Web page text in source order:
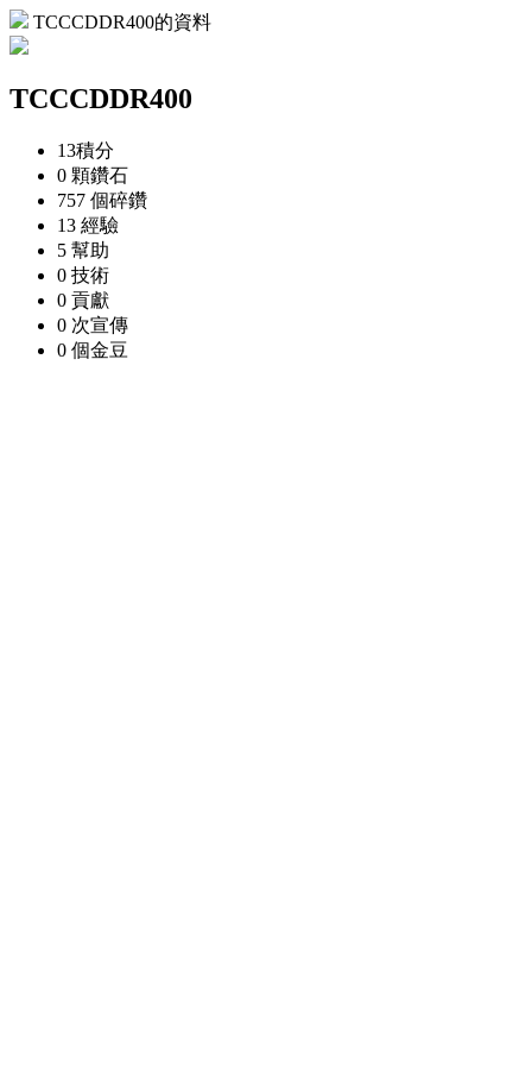
TCCCDDR400的資料
TCCCDDR400
13積分
0 顆鑽石
757 個碎鑽
13 經驗
5 幫助
0 技術
0 貢獻
0 次宣傳
0 個金豆